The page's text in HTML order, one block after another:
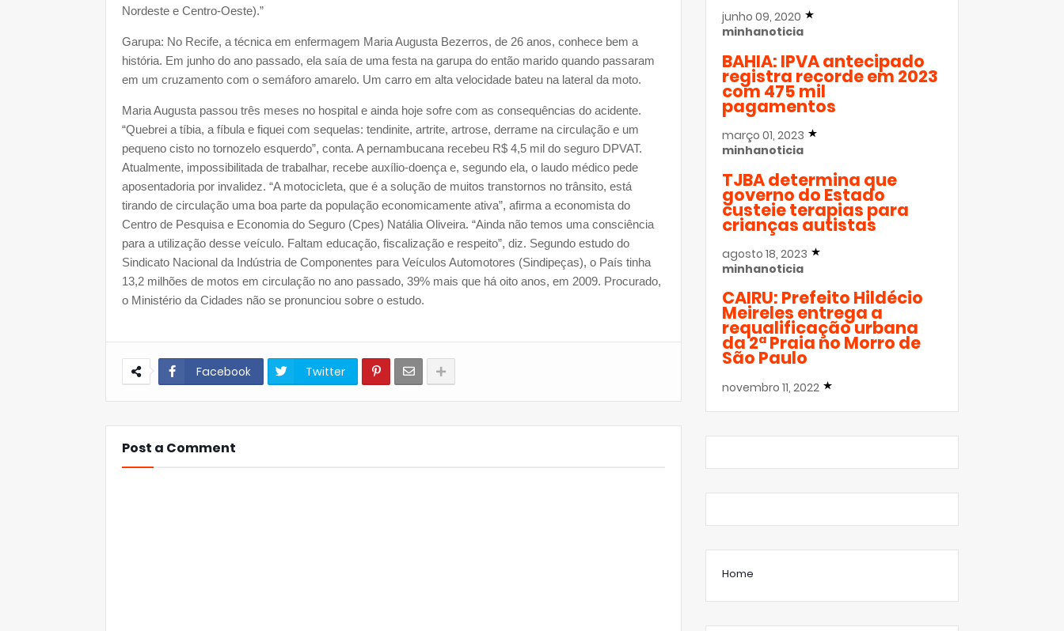
Nordeste e Centro-Oeste).”
Garupa: No Recife, a técnica em enfermagem Maria Augusta Bezerros, de 26 anos, conhece bem a
história. Em junho do ano passado, ela saía de uma festa na garupa do então marido quando passaram
em um cruzamento com o semáforo amarelo. Um carro em alta velocidade bateu na lateral da moto.
Maria Augusta passou três meses no hospital e ainda hoje sofre com as consequências do acidente.
“Quebrei a tíbia, a fíbula e fiquei com sequelas: tendinite, artrite, artrose, derrame na circulação e um
pequeno cisto no tornozelo esquerdo”, conta. A pernambucana recebeu R$ 4,5 mil do seguro DPVAT.
Atualmente, impossibilitada de trabalhar, recebe auxílio-doença e, segundo ela, o laudo médico pede
aposentadoria por invalidez. “A motocicleta, que é a solução de muitos transtornos no trânsito, está
tirando de circulação uma boa parte da população economicamente ativa”, afirma a economista do
Centro de Pesquisa e Economia do Seguro (Cpes) Natália Oliveira. “Ainda não temos uma consciência
para a utilização desse veículo. Faltam educação, fiscalização e respeito”, diz. Segundo estudo do
Sindicato Nacional da Indústria de Componentes para Veículos Automotores (Sindipeças), o País tinha
13,2 milhões de motos em circulação no ano passado, 39% mais que há oito anos, em 2009. Procurado,
o Ministério da Cidades não se pronunciou sobre o estudo.
Facebook Twitter
Post a Comment
junho 09, 2020
minhanoticia
BAHIA: IPVA antecipado
registra recorde em 2023
com 475 mil
pagamentos
março 01, 2023
minhanoticia
TJBA determina que
governo do Estado
custeie terapias para
crianças autistas
agosto 18, 2023
minhanoticia
CAIRU: Prefeito Hildécio
Meireles entrega a
requalificação urbana
da 2ª Praia no Morro de
São Paulo
novembro 11, 2022
Home